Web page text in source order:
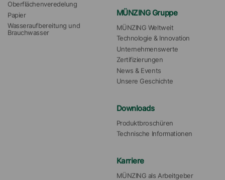
Oberflächenveredelung
Papier
Wasseraufbereitung und
Brauchwasser
MÜNZING Gruppe
MÜNZING Weltweit
Technologie & Innovation
Unternehmenswerte
Zertifizierungen
News & Events
Unsere Geschichte
Downloads
Produktbroschüren
Technische Informationen
Karriere
MÜNZING als Arbeitgeber